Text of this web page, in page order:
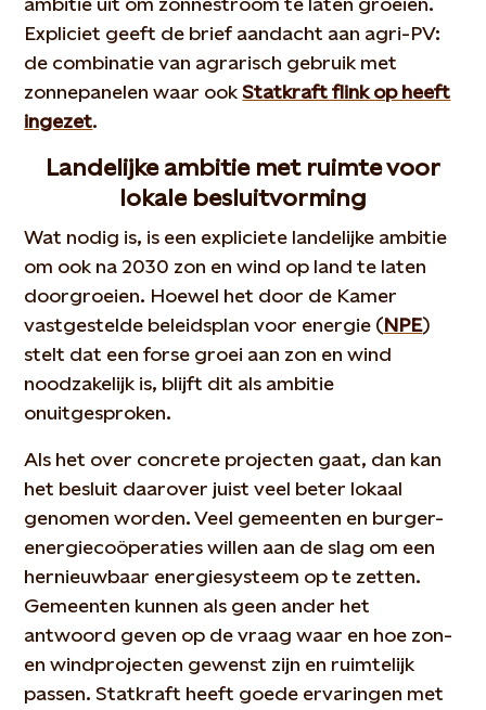
Expliciet geeft de brief aandacht aan agri-PV:
de combinatie van agrarisch gebruik met
zonnepanelen waar ook Statkraft flink op heeft
ingezet.
Landelijke ambitie met ruimte voor
lokale besluitvorming
Wat nodig is, is een expliciete landelijke ambitie
om ook na 2030 zon en wind op land te laten
doorgroeien. Hoewel het door de Kamer
vastgestelde beleidsplan voor energie (NPE)
stelt dat een forse groei aan zon en wind
noodzakelijk is, blijft dit als ambitie
onuitgesproken.
Als het over concrete projecten gaat, dan kan
het besluit daarover juist veel beter lokaal
genomen worden. Veel gemeenten en burger-
energiecoöperaties willen aan de slag om een
hernieuwbaar energiesysteem op te zetten.
Gemeenten kunnen als geen ander het
antwoord geven op de vraag waar en hoe zon-
en windprojecten gewenst zijn en ruimtelijk
passen. Statkraft heeft goede ervaringen met